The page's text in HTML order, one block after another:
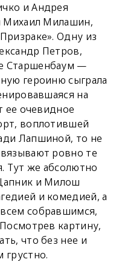
и Андрея
Михаил Милашин,
Одну из
Петров,
Старшенбаум —
героиню сыграла
на
ее очевидное
воплотившей
Лапшиной, то не
ровно те
Тут же абсолютно
и Милош
и комедией, а
собравшимся,
картину,
что без нее и
грустно.